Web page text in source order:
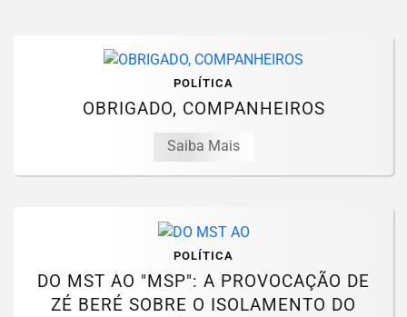
POLÍTICA
OBRIGADO, COMPANHEIROS
Saiba Mais
POLÍTICA
DO MST AO "MSP": A PROVOCAÇÃO DE
ZÉ BERÉ SOBRE O ISOLAMENTO DO